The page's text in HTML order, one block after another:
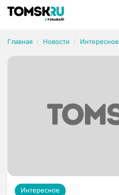
Главная Новости Интересное
Интересное